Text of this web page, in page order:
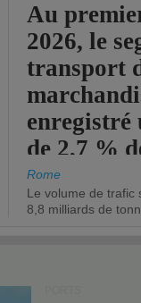
Au
2026, le
transport
enregistré
de 2,7 %
chiffre
Rome
Le volume de trafic
8,8 milliards de